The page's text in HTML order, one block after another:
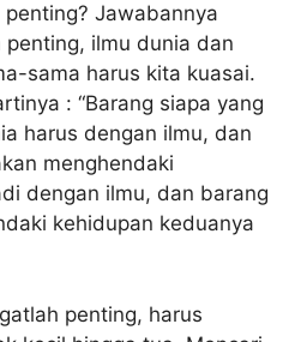
Jawabannya
ilmu dunia dan
sama harus kita kuasai.
: “Barang siapa yang
harus dengan ilmu, dan
menghendaki
dengan ilmu, dan barang
kehidupan keduanya
penting, harus